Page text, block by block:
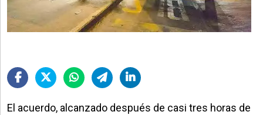
El acuerdo, alcanzado después de casi tres horas de